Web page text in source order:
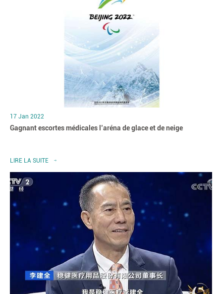
17 Jan 2022
Gagnant escortes médicales l’aréna de glace et de neige
LIRE LA SUITE